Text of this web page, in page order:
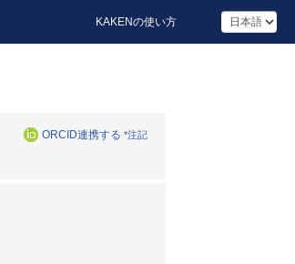
KAKENの使い方
ORCID連携する *注記